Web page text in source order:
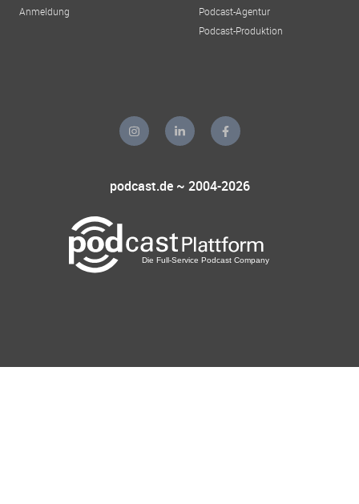
Anmeldung
Podcast-Agentur
Podcast-Produktion
podcast.de ~ 2004-2026